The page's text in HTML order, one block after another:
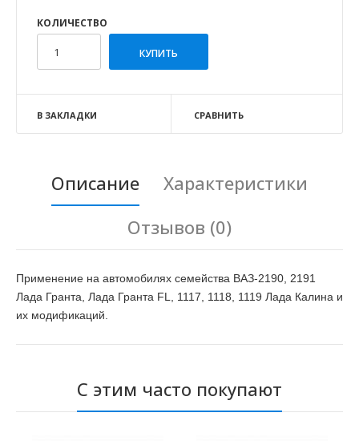
КОЛИЧЕСТВО
В ЗАКЛАДКИ СРАВНИТЬ
Описание
Характеристики
Отзывов (0)
Применение на автомобилях семейства ВАЗ-2190, 2191
Лада Гранта, Лада Гранта FL, 1117, 1118, 1119 Лада Калина и
их модификаций.
С этим часто покупают